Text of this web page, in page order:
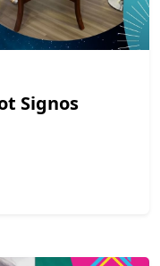
Signos